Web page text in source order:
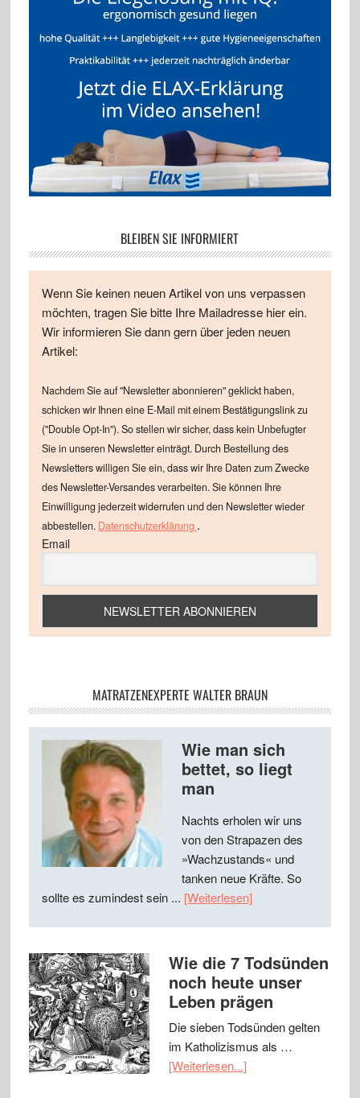
BLEIBEN SIE INFORMIERT
Wenn Sie keinen neuen Artikel von uns verpassen
möchten, tragen Sie bitte Ihre Mailadresse hier ein.
Wir informieren Sie dann gern über jeden neuen
Artikel:
Nachdem Sie auf "Newsletter abonnieren" geklickt haben,
schicken wir Ihnen eine E-Mail mit einem Bestätigungslink zu
("Double Opt-In"). So stellen wir sicher, dass kein Unbefugter
Sie in unseren Newsletter einträgt. Durch Bestellung des
Newsletters willigen Sie ein, dass wir Ihre Daten zum Zwecke
des Newsletter-Versandes verarbeiten. Sie können Ihre
Einwilligung jederzeit widerrufen und den Newsletter wieder
abbestellen. Datenschutzerklärung .
Email
MATRATZENEXPERTE WALTER BRAUN
Wie man sich
bettet, so liegt
man
Nachts erholen wir uns
von den Strapazen des
»Wachzustands« und
tanken neue Kräfte. So
sollte es zumindest sein ... [Weiterlesen]
Wie die 7 Todsünden
noch heute unser
Leben prägen
Die sieben Todsünden gelten
im Katholizismus als …
[Weiterlesen...]